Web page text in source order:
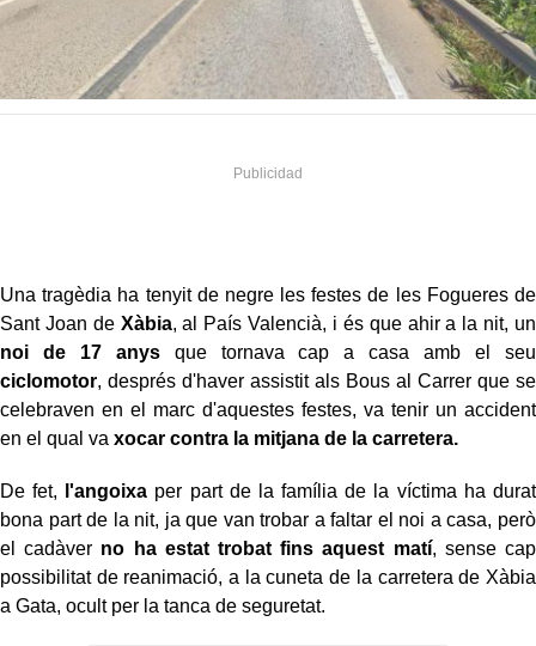
Una tragèdia ha tenyit de negre les festes de les Fogueres de
Sant Joan de Xàbia, al País Valencià, i és que ahir a la nit, un
noi de 17 anysque tornava cap a casa amb el seu
ciclomotor, després d'haver assistit als Bous al Carrer que se
celebraven en el marc d'aquestes festes, va tenir un accident
en el qual va xocar contra la mitjana de la carretera.
De fet, l'angoixa per part de la família de la víctima ha durat
bona part de la nit, ja que van trobar a faltar el noi a casa, però
el cadàver no ha estat trobat fins aquest matí, sense cap
possibilitat de reanimació, a la cuneta de la carretera de Xàbia
a Gata, ocult per la tanca de seguretat.